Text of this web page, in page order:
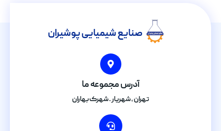
صنایع شیمیایی پوشیران
آدرس مجموعه ما
تهران , شهریار . شهرک بهاران